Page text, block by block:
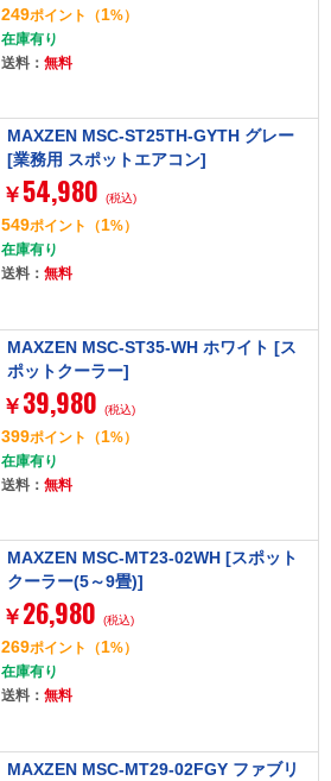
249ポイント （1%）
在庫有り
送料： 無料
MAXZEN MSC-ST25TH-GYTH グレー
[業務用 スポットエアコン]
￥ 54,980 (税込)
549ポイント （1%）
在庫有り
送料： 無料
MAXZEN MSC-ST35-WH ホワイト [ス
ポットクーラー]
￥ 39,980 (税込)
399ポイント （1%）
在庫有り
送料： 無料
MAXZEN MSC-MT23-02WH [スポット
クーラー(5～9畳)]
￥ 26,980 (税込)
269ポイント （1%）
在庫有り
送料： 無料
MAXZEN MSC-MT29-02FGY ファブリ